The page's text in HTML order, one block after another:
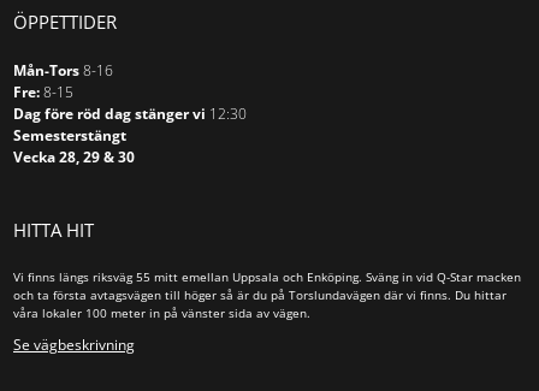
ÖPPETTIDER
Mån-Tors 8-16
Fre: 8-15
Dag före röd dag stänger vi 12:30
Semesterstängt
Vecka 28, 29 & 30
HITTA HIT
Vi finns längs riksväg 55 mitt emellan Uppsala och Enköping. Sväng in vid Q-Star macken
och ta första avtagsvägen till höger så är du på Torslundavägen där vi finns. Du hittar
våra lokaler 100 meter in på vänster sida av vägen.
Se vägbeskrivning